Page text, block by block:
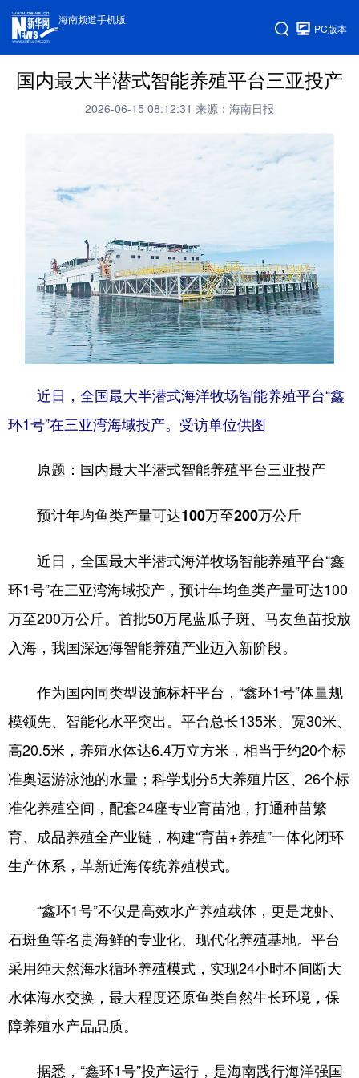
海南频道手机版
PC版本
国内最大半潜式智能养殖平台三亚投产
2026-06-15 08:12:31 来源：海南日报
近日，全国最大半潜式海洋牧场智能养殖平台“鑫
环1号”在三亚湾海域投产。受访单位供图
原题：国内最大半潜式智能养殖平台三亚投产
预计年均鱼类产量可达100万至200万公斤
近日，全国最大半潜式海洋牧场智能养殖平台“鑫
环1号”在三亚湾海域投产，预计年均鱼类产量可达100
万至200万公斤。首批50万尾蓝瓜子斑、马友鱼苗投放
入海，我国深远海智能养殖产业迈入新阶段。
作为国内同类型设施标杆平台，“鑫环1号”体量规
模领先、智能化水平突出。平台总长135米、宽30米、
高20.5米，养殖水体达6.4万立方米，相当于约20个标
准奥运游泳池的水量；科学划分5大养殖片区、26个标
准化养殖空间，配套24座专业育苗池，打通种苗繁
育、成品养殖全产业链，构建“育苗+养殖”一体化闭环
生产体系，革新近海传统养殖模式。
“鑫环1号”不仅是高效水产养殖载体，更是龙虾、
石斑鱼等名贵海鲜的专业化、现代化养殖基地。平台
采用纯天然海水循环养殖模式，实现24小时不间断大
水体海水交换，最大程度还原鱼类自然生长环境，保
障养殖水产品品质。
据悉，“鑫环1号”投产运行，是海南践行海洋强国